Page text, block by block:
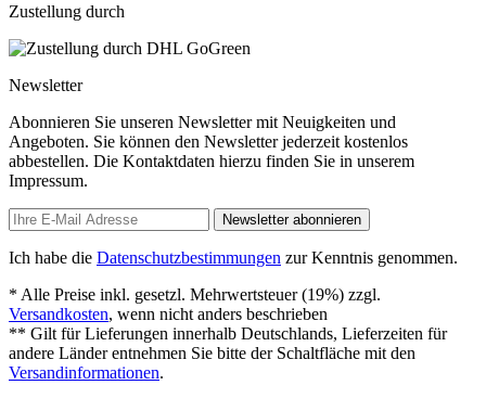
Zustellung durch
Newsletter
Abonnieren Sie unseren Newsletter mit Neuigkeiten und
Angeboten. Sie können den Newsletter jederzeit kostenlos
abbestellen. Die Kontaktdaten hierzu finden Sie in unserem
Impressum.
Newsletter abonnieren
Ich habe die Datenschutzbestimmungen zur Kenntnis genommen.
* Alle Preise inkl. gesetzl. Mehrwertsteuer (19%) zzgl.
Versandkosten, wenn nicht anders beschrieben
** Gilt für Lieferungen innerhalb Deutschlands, Lieferzeiten für
andere Länder entnehmen Sie bitte der Schaltfläche mit den
Versandinformationen.